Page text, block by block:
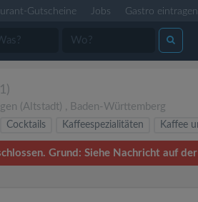
Gutscheine Jobs Gastro eintragen
(Altstadt) , Baden-Württemberg
Cocktails Kaffeespezialitäten Kaffee
Grund: Siehe Nachricht auf